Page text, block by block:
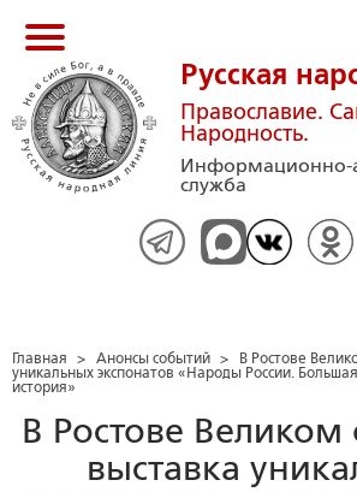
Русская
Православие.
Народность.
Информационно-
служба
Главная > Анонсы событий >
В Ростове
уникальных экспонатов «Народы России.
история»
В Ростове Великом
выставка